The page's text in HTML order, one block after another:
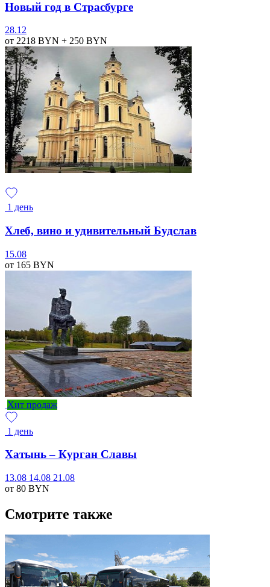
Новый год в Страсбурге
28.12
от 2218 BYN + 250 BYN
1 день
Хлеб, вино и удивительный Будслав
15.08
от 165 BYN
Хит продаж
1 день
Хатынь – Курган Славы
13.08 14.08 21.08
от 80 BYN
Смотрите также